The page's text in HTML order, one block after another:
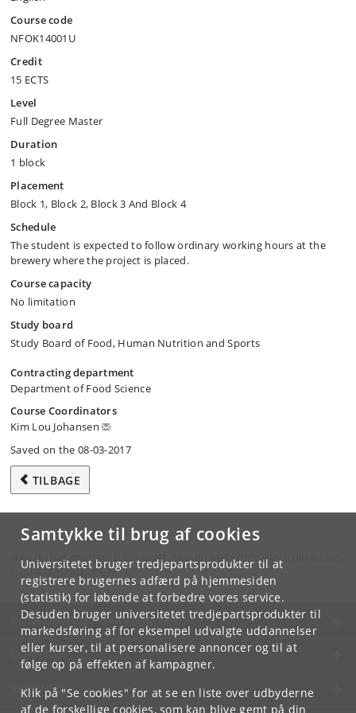
Samtykke til brug af cookies
Universitetet bruger tredjepartsprodukter til at
registrere brugernes adfærd på hjemmesiden
(statistik) for løbende at forbedre vores service.
Desuden bruger universitetet tredjepartsprodukter til
markedsføring af for eksempel udvalgte uddannelser
eller kurser, til at personalisere annoncer og til at
følge op på effekten af kampagner.
Klik på "Se cookies" for at se en liste over udbyderne
af de forskellige cookies, som kan blive gemt på din
Course code
NFOK14001U
Credit
15 ECTS
Level
Full Degree Master
Duration
1 block
Placement
Block 1, Block 2, Block 3 And Block 4
Schedule
The student is expected to follow ordinary working hours at the
brewery where the project is placed.
Course capacity
No limitation
Study board
Study Board of Food, Human Nutrition and Sports
Contracting department
Department of Food Science
Course Coordinators
Kim Lou Johansen
Saved on the 08-03-2017
TILBAGE
Hvis du har spørgsmål til kurset, skal du henvende dig til din lokale
studieadministration.
KØBENHAVNS UNIVERSITET
KONTAKT
SERVICES